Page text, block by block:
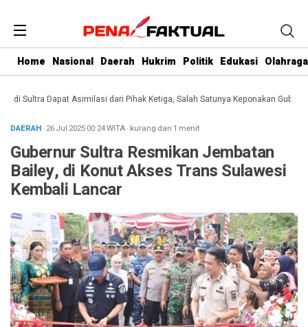
Home Nasional Daerah Hukrim Politik Edukasi Olahraga
Dapat Asimilasi dari Pihak Ketiga, Salah Satunya Keponakan Gubernur
DAERAH· 26 Jul 202500:24WITA· kurang dari 1 menit
Gubernur Sultra Resmikan Jembatan
Bailey, di Konut Akses Trans Sulawesi
Kembali Lancar